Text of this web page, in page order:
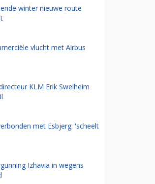
winter nieuwe route
vlucht met Airbus
KLM Erik Swelheim
met Esbjerg: 'scheelt
Izhavia in wegens